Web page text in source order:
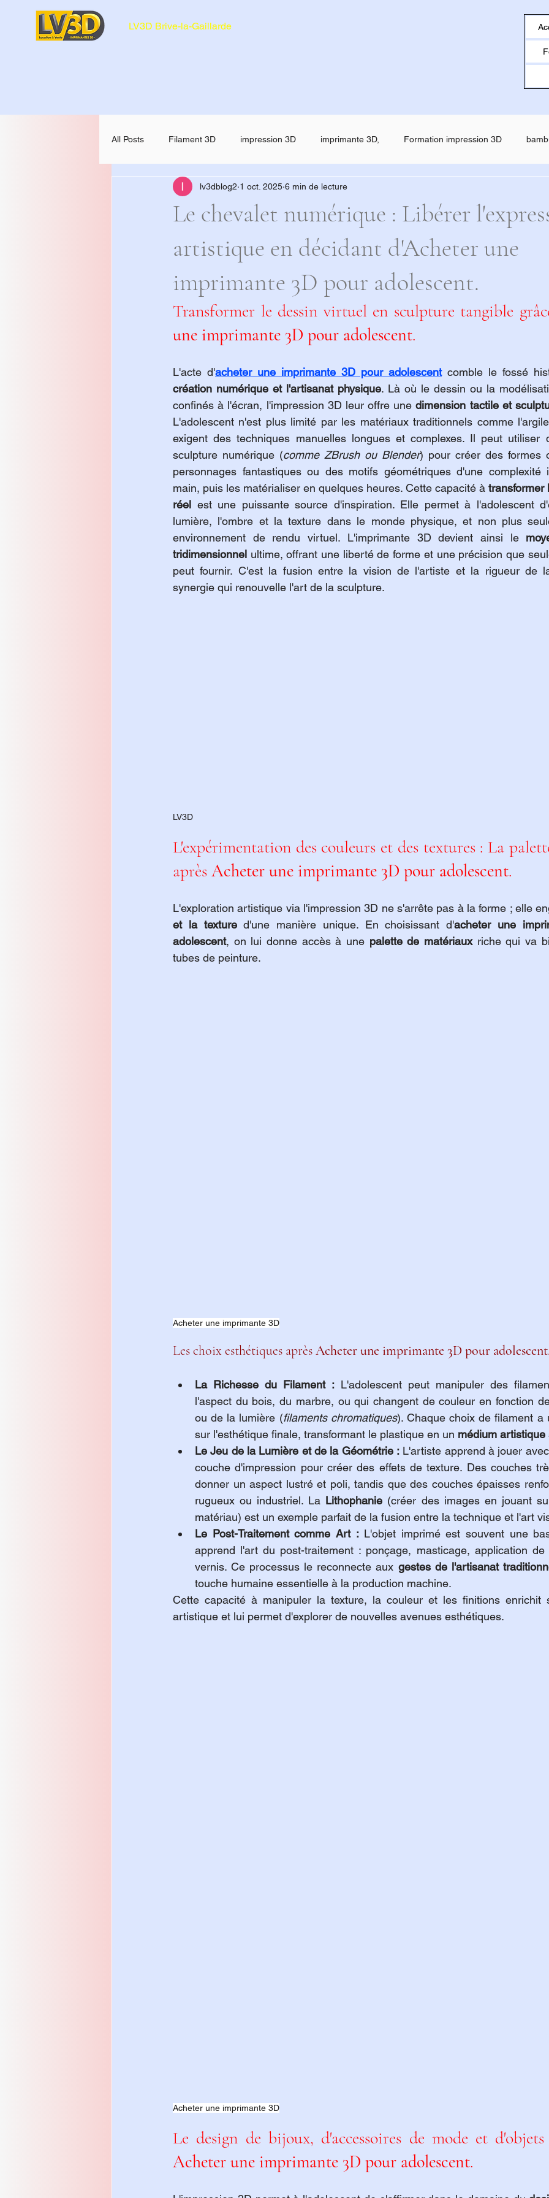
LV3D Brive-la-Gaillarde
All Posts Filament 3D impression 3D imprimante 3D, Formation impression 3D
CREALITY SPARKX i7 Color Combo creality
Le chevalet numérique : Libérer
artistique en décidant d'Acheter une
imprimante 3D pour adolescent.
lv3dblog2 1 oct. 2025 6 min de lecture
Transformer le dessin virtuel en sculpture tangible
une imprimante 3D pour adolescent.
L'acte d'acheter une imprimante 3D pour adolescent
création numérique et l'artisanat physique. Là où le dessin ou la
confinés à l'écran, l'impression 3D leur offre une dimension tactile et
L'adolescent n'est plus limité par les matériaux traditionnels comme
exigent des techniques manuelles longues et complexes. Il peut utiliser
sculpture numérique (comme ZBrush ou Blender) pour créer des formes
personnages fantastiques ou des motifs géométriques d'une complexité
main, puis les matérialiser en quelques heures. Cette capacité à transformer
réel est une puissante source d'inspiration. Elle permet à l'adolescent
lumière, l'ombre et la texture dans le monde physique, et non plus
environnement de rendu virtuel. L'imprimante 3D devient ainsi le
tridimensionnel ultime, offrant une liberté de forme et une précision que
peut fournir. C'est la fusion entre la vision de l'artiste et la rigueur de
synergie qui renouvelle l'art de la sculpture.
LV3D
L'expérimentation des couleurs et des textures : La
après Acheter une imprimante 3D pour adolescent.
L'exploration artistique via l'impression 3D ne s'arrête pas à la forme ; elle
et la texture d'une manière unique. En choisissant d'acheter une
adolescent, on lui donne accès à une palette de matériaux riche qui va
tubes de peinture.
Acheter une imprimante 3D
Les choix esthétiques après Acheter une imprimante 3D pour adolescent
La Richesse du Filament : L'adolescent peut manipuler des
l'aspect du bois, du marbre, ou qui changent de couleur en fonction
ou de la lumière (filaments chromatiques). Chaque choix de filament a
sur l'esthétique finale, transformant le plastique en un médium artistique
Le Jeu de la Lumière et de la Géométrie : L'artiste apprend à jouer
couche d'impression pour créer des effets de texture. Des couches
donner un aspect lustré et poli, tandis que des couches épaisses
rugueux ou industriel. La Lithophanie (créer des images en jouant
matériau) est un exemple parfait de la fusion entre la technique et l'art
Le Post-Traitement comme Art : L'objet imprimé est souvent une
apprend l'art du post-traitement : ponçage, masticage, application
vernis. Ce processus le reconnecte aux gestes de l'artisanat
touche humaine essentielle à la production machine.
Cette capacité à manipuler la texture, la couleur et les finitions enrichit
artistique et lui permet d'explorer de nouvelles avenues esthétiques.
Acheter une imprimante 3D
Acheter une imprimante 3D pour adolescent.